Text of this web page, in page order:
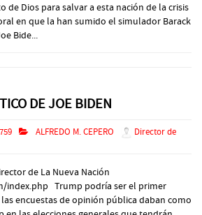
de Dios para salvar a esta nación de la crisis
en que la han sumido el simulador Barack
Bide...
DE JOE BIDEN
ALFREDO M. CEPERO
Director de
de La Nueva Nación
index.php Trump podría ser el primer
encuestas de opinión pública daban como